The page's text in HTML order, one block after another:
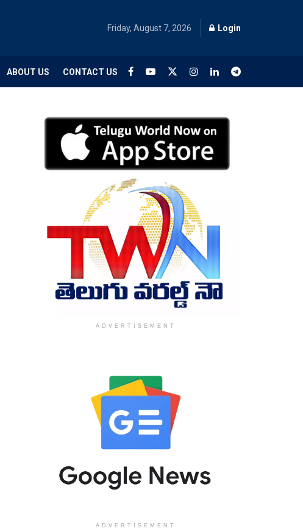
Friday, August 7, 2026 Login
ABOUT US CONTACT US
ADVERTISEMENT
ADVERTISEMENT